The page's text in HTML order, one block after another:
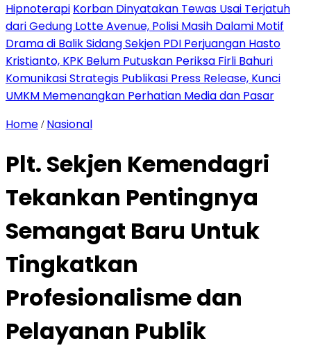
Hipnoterapi Korban Dinyatakan Tewas Usai Terjatuh
dari Gedung Lotte Avenue, Polisi Masih Dalami Motif
Drama di Balik Sidang Sekjen PDI Perjuangan Hasto
Kristianto, KPK Belum Putuskan Periksa Firli Bahuri
Komunikasi Strategis Publikasi Press Release, Kunci
UMKM Memenangkan Perhatian Media dan Pasar
Home / Nasional
Plt. Sekjen Kemendagri
Tekankan Pentingnya
Semangat Baru Untuk
Tingkatkan
Profesionalisme dan
Pelayanan Publik